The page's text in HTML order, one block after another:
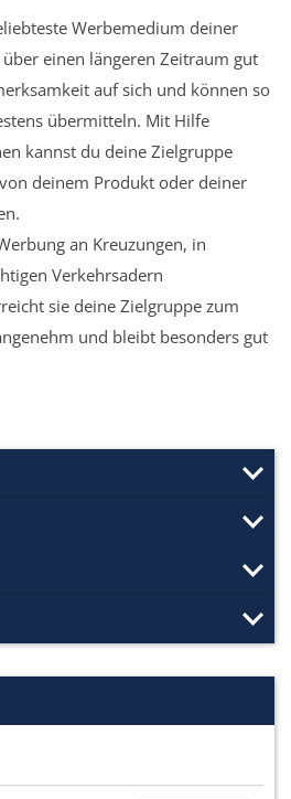
Werbemedium deiner
einen längeren Zeitraum gut
auf sich und können so
übermitteln. Mit Hilfe
kannst du deine Zielgruppe
deinem Produkt oder deiner
an Kreuzungen, in
Verkehrsadern
sie deine Zielgruppe zum
und bleibt besonders gut